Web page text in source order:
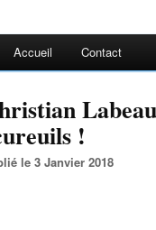
Accueil Contact
!
le 3 Janvier 2018